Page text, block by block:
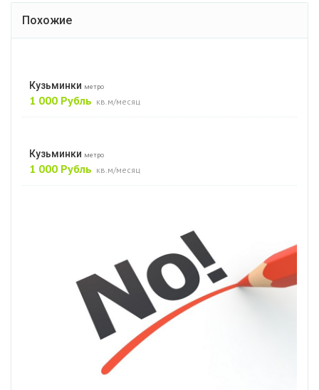
Похожие
Кузьминки метро
1 000 Рубль кв.м/месяц
Кузьминки метро
1 000 Рубль кв.м/месяц